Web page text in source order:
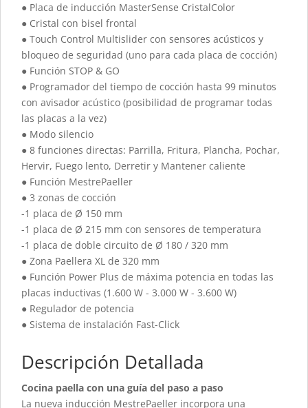
● Placa de inducción MasterSense CristalColor
● Cristal con bisel frontal
● Touch Control Multislider con sensores acústicos y
bloqueo de seguridad (uno para cada placa de cocción)
● Función STOP & GO
● Programador del tiempo de cocción hasta 99 minutos
con avisador acústico (posibilidad de programar todas
las placas a la vez)
● Modo silencio
● 8 funciones directas: Parrilla, Fritura, Plancha, Pochar,
Hervir, Fuego lento, Derretir y Mantener caliente
● Función MestrePaeller
● 3 zonas de cocción
-1 placa de Ø 150 mm
-1 placa de Ø 215 mm con sensores de temperatura
-1 placa de doble circuito de Ø 180 / 320 mm
● Zona Paellera XL de 320 mm
● Función Power Plus de máxima potencia en todas las
placas inductivas (1.600 W - 3.000 W - 3.600 W)
● Regulador de potencia
● Sistema de instalación Fast-Click
Descripción Detallada
Cocina paella con una guía del paso a paso
La nueva inducción MestrePaeller incorpora una